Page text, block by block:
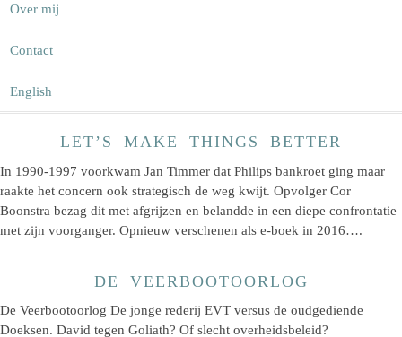
Over mij
Contact
English
LET’S MAKE THINGS BETTER
In 1990-1997 voorkwam Jan Timmer dat Philips bankroet ging maar
raakte het concern ook strategisch de weg kwijt. Opvolger Cor
Boonstra bezag dit met afgrijzen en belandde in een diepe confrontatie
met zijn voorganger. Opnieuw verschenen als e-boek in 2016….
DE VEERBOOTOORLOG
De Veerbootoorlog De jonge rederij EVT versus de oudgediende
Doeksen. David tegen Goliath? Of slecht overheidsbeleid?